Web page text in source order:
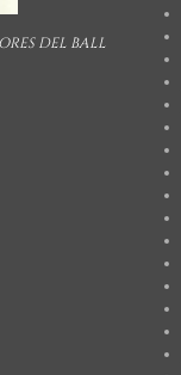
DEL BALL